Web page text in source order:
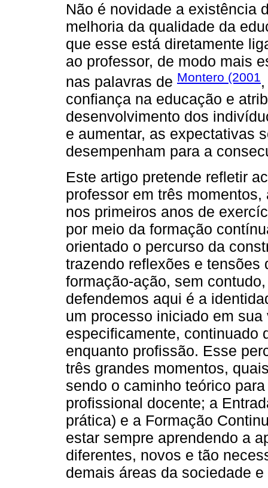
Não é novidade a existência
melhoria da qualidade da
que esse está diretamente
ao professor, de modo mais
nas palavras de Montero (2001
confiança na educação e
desenvolvimento dos
e aumentar, as expectativas
desempenham para a
Este artigo pretende refletir
professor em três
nos primeiros anos de
por meio da formação
orientado o percurso da
trazendo reflexões e tensões
formação-ação, sem
defendemos aqui é a
um processo iniciado em
especificamente, continuado
enquanto profissão. Esse
três grandes momentos,
sendo o caminho teórico
profissional docente; a
prática) e a Formação
estar sempre aprendendo a
diferentes, novos e tão
demais áreas da sociedade